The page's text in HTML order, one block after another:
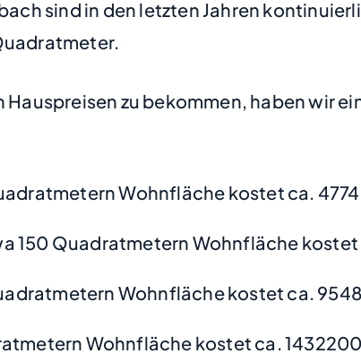
sind in den letzten Jahren
zu bekommen, haben wir
Wohnfläche kostet ca.
150 Quadratmetern Wohnfläche kostet
Wohnfläche kostet ca.
Wohnfläche kostet ca.